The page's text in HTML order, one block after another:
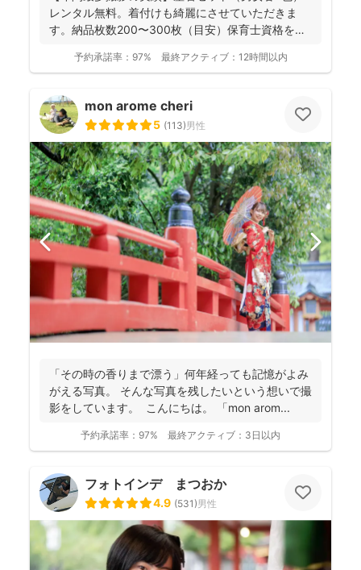
レンタル無料。着付けも綺麗にさせていただきま
す。納品枚数200〜300枚（目安）保育士資格を持
予約承諾率： 97% 最終アクティブ： 12時間以内
mon arome cheri
5 (113)男性
「その時の香りまで漂う」何年経っても記憶がよみ
がえる写真。 そんな写真を残したいという想いで撮
影をしています。 こんにちは。 「mon arom...
予約承諾率： 97% 最終アクティブ： 3日以内
フォトインデ まつおか
4.9 (531)男性